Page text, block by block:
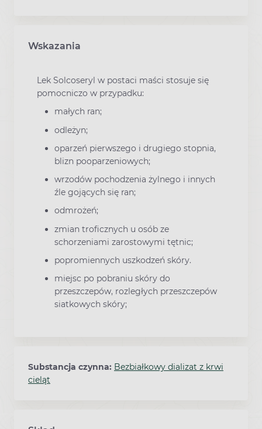
Wskazania
Lek Solcoseryl w postaci maści stosuje się
pomocniczo w przypadku:
małych ran;
odleżyn;
oparzeń pierwszego i drugiego stopnia,
blizn pooparzeniowych;
wrzodów pochodzenia żylnego i innych
źle gojących się ran;
odmrożeń;
zmian troficznych u osób ze
schorzeniami zarostowymi tętnic;
popromiennych uszkodzeń skóry.
miejsc po pobraniu skóry do
przeszczepów, rozległych przeszczepów
siatkowych skóry;
Substancja czynna: Bezbiałkowy dializat z krwi
cieląt